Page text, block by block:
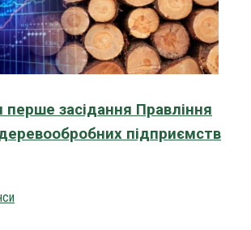
перше засідання Правління
деревообробних підприємств